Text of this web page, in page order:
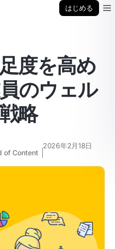
はじめる
度を高め
のウェル
略
of Content
2026年2月18日